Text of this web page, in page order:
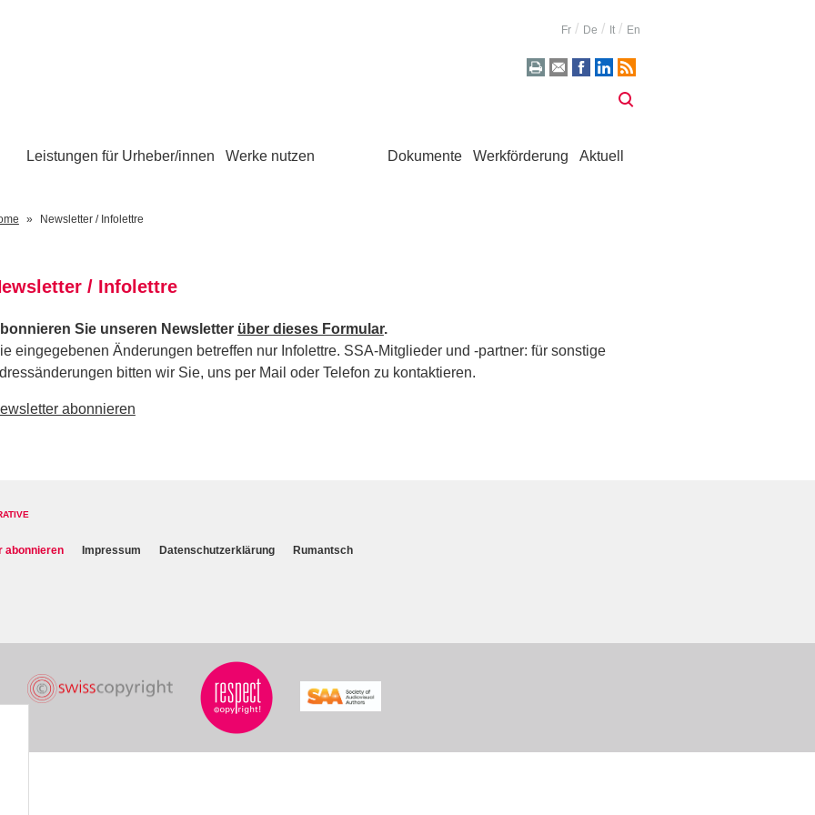
Fr De It En
Leistungen für Urheber/innen Werke nutzen Dokumente Werkförderung Aktuell
Newsletter / Infolettre
/ Infolettre
Sie unseren Newsletter über dieses Formular.
eingegebenen Änderungen betreffen nur Infolettre. SSA-Mitglieder und -partner: für sonstige
bitten wir Sie, uns per Mail oder Telefon zu kontaktieren.
abonnieren
abonnieren Impressum Datenschutzerklärung Rumantsch